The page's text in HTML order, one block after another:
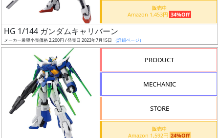
前
抽
選
活
販売中
Amazon 1,453円 34%Off
HG 1/144 ガンダムキャリバーン
メーカー希望小売価格 2,200円 / 発売日 2023年7月15日 （詳細ページ）
PRODUCT
MECHANIC
STORE
販売中
Amazon 1,592円 24%Off